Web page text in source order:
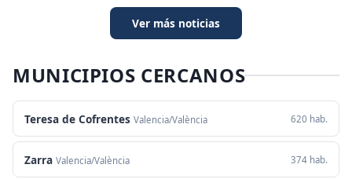
Ver más noticias
MUNICIPIOS CERCANOS
Teresa de Cofrentes Valencia/València 620 hab.
Zarra Valencia/València 374 hab.